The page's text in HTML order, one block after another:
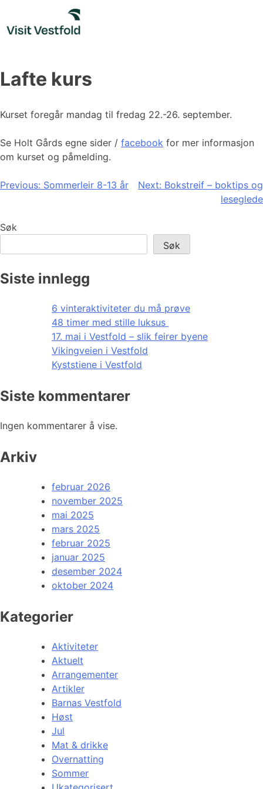
content
Lafte kurs
Kurset foregår mandag til fredag 22.-26. september.
Se Holt Gårds egne sider / facebook for mer informasjon
om kurset og påmelding.
Innleggsnavigasjon
Previous: Sommerleir 8-13 år Next: Bokstreif – boktips og
leseglede
Søk
Søk
Siste innlegg
6 vinteraktiviteter du må prøve
48 timer med stille luksus
17. mai i Vestfold – slik feirer byene
Vikingveien i Vestfold
Kyststiene i Vestfold
Siste kommentarer
Ingen kommentarer å vise.
Arkiv
februar 2026
november 2025
mai 2025
mars 2025
februar 2025
januar 2025
desember 2024
oktober 2024
Kategorier
Aktiviteter
Aktuelt
Arrangementer
Artikler
Barnas Vestfold
Høst
Jul
Mat & drikke
Overnatting
Sommer